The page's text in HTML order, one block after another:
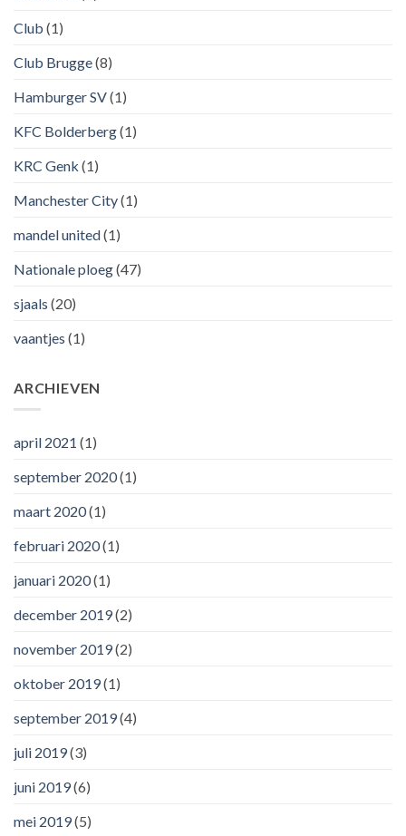
Club (1)
Club Brugge(8)
Hamburger SV(1)
KFC Bolderberg(1)
KRC Genk (1)
Manchester City(1)
mandel united(1)
Nationale ploeg(47)
sjaals (20)
vaantjes (1)
ARCHIEVEN
april 2021 (1)
september 2020(1)
maart 2020(1)
februari 2020(1)
januari 2020(1)
december 2019(2)
november 2019(2)
oktober 2019(1)
september 2019(4)
juli 2019(3)
juni 2019(6)
mei 2019(5)